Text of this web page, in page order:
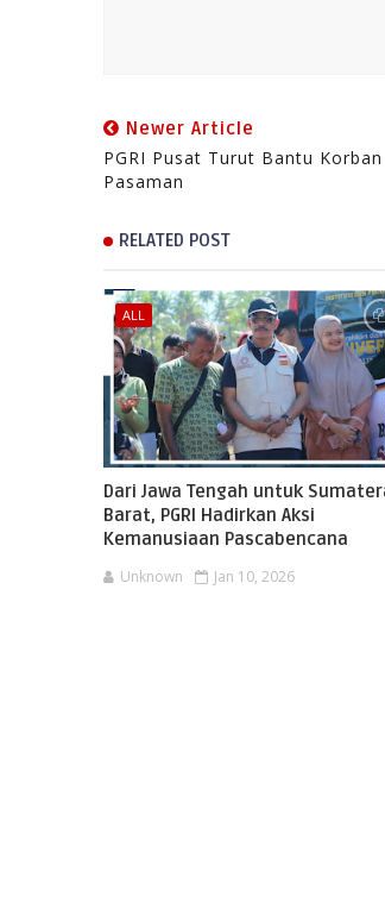
Newer Article
PGRI Pusat Turut Bantu
Pasaman
RELATED POST
ALL
Dari Jawa Tengah untuk
Barat, PGRI Hadirkan Aksi
Kemanusiaan Pascabencana
Unknown Jan 10, 2026